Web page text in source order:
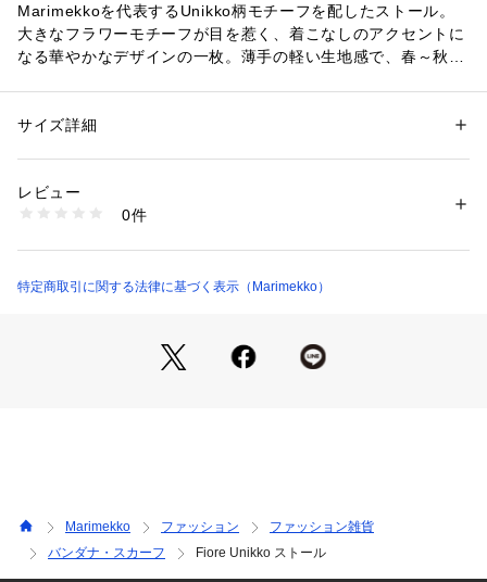
Marimekkoを代表するUnikko柄モチーフを配したストール。
大きなフラワーモチーフが目を惹く、着こなしのアクセントに
なる華やかなデザインの一枚。薄手の軽い生地感で、春～秋の
テムです。
テキスタイル：Unikko(ウニッコ)/花
DESIGNER：Maija Isola
性別：レディース
商品番号：
52253293929 （ショップ）
サイズ詳細
レビュー
0件
特定商取引に関する法律に基づく表示（Marimekko）
Marimekko ファッション
ファッション雑貨
バンダナ・スカーフ
Fiore Unikko ストール